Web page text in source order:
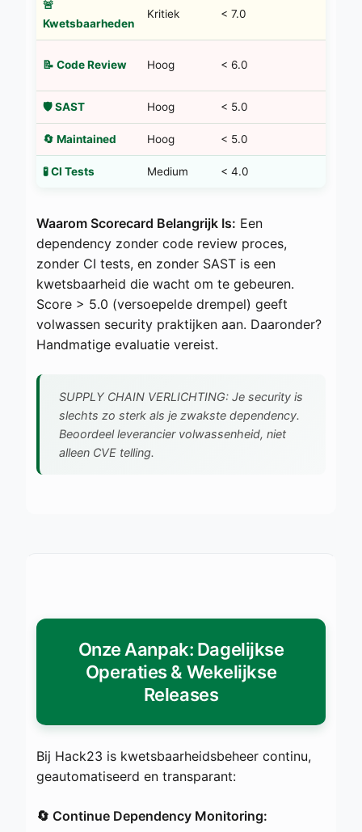
🚨
Kwetsbaarheden
Kritiek < 7.0
📝 Code Review Hoog < 6.0
🛡️ SAST Hoog < 5.0
🔄 Maintained Hoog < 5.0
🧪 CI Tests Medium < 4.0
Waarom Scorecard Belangrijk Is: Een
dependency zonder code review proces,
zonder CI tests, en zonder SAST is een
kwetsbaarheid die wacht om te gebeuren.
Score > 5.0 (versoepelde drempel) geeft
volwassen security praktijken aan. Daaronder?
Handmatige evaluatie vereist.
SUPPLY CHAIN VERLICHTING: Je security is
slechts zo sterk als je zwakste dependency.
Beoordeel leverancier volwassenheid, niet
alleen CVE telling.
Onze Aanpak: Dagelijkse
Operaties & Wekelijkse
Releases
Bij Hack23 is kwetsbaarheidsbeheer continu,
geautomatiseerd en transparant:
🔄 Continue Dependency Monitoring: